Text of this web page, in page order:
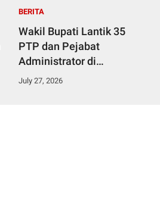
BERITA
Wakil Bupati Lantik 35
PTP dan Pejabat
Administrator di
Lingkungan Pemkab
July 27, 2026